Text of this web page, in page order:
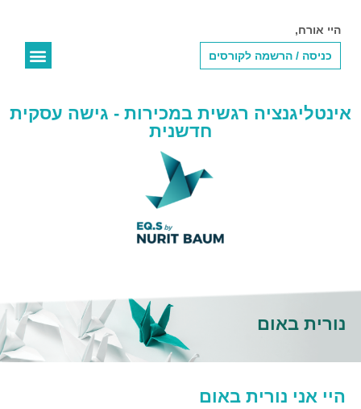
היי אורח,
כניסה / הרשמה לקורסים
אינטליגנציה רגשית במכירות - גישה עסקית
חדשנית
נורית באום
היי אני נורית באום